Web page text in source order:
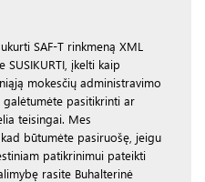
SAF-T rinkmeną XML
įkelti kaip
mokesčių administravimo
galėtumėte pasitikrinti ar
teisingai. Mes
būtumėte pasiruošę, jeigu
patikrinimui pateikti
rasite Buhalterinė